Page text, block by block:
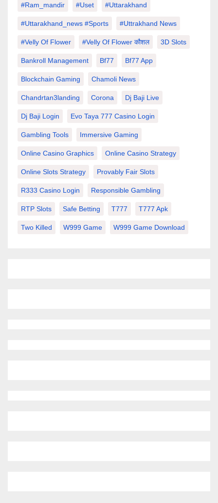
#Ram_mandir #uset #uttarakhand
#Uttarakhand_news #sports #Uttrakhand News
#velly Of Flower #velly Of Flower कौशल 3D Slots
Bankroll Management Bf77 Bf77 App
Blockchain Gaming Chamoli News
Chandrtan3landing Corona Dj Baji Live
Dj Baji Login Evo Taya 777 Casino Login
Gambling Tools Immersive Gaming
Online Casino Graphics Online Casino Strategy
Online Slots Strategy Provably Fair Slots
R333 Casino Login Responsible Gambling
RTP Slots Safe Betting T777 T777 Apk
Two Killed W999 Game W999 Game Download